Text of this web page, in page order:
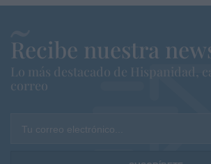
Recibe nuestra
Lo más destacado de Hispanidad,
correo
Tu correo electrónico...